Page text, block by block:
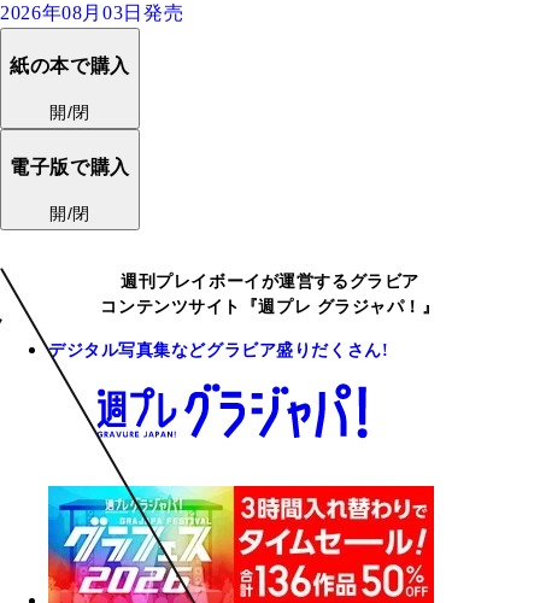
2026年08月03日発売
紙の本で購入
開/閉
電子版で購入
開/閉
週刊プレイボーイが運営するグラビア
コンテンツサイト『週プレ グラジャパ！』
デジタル写真集などグラビア盛りだくさん!